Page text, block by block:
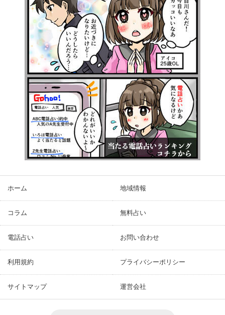
ホーム 地域情報
コラム 無料占い
電話占い お問い合わせ
利用規約 プライバシーポリシー
サイトマップ 運営会社